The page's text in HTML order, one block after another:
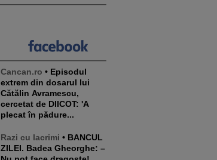
Cancan.ro • Episodul
extrem din dosarul lui
Cătălin Avramescu,
cercetat de DIICOT: 'A
plecat în pădure...
Razi cu lacrimi • BANCUL
ZILEI. Badea Gheorghe: –